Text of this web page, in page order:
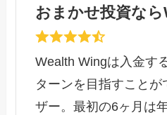
おまかせ投資な
Wealth Wingは入金す
ターンを目指すことが
ザー。最初の6ヶ月は